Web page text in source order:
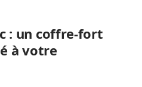
: un coffre-fort
à votre